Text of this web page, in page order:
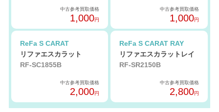
中古参考買取価格
1,000円
中古参考買取価格
1,000円
ReFa S CARAT
リファエスカラット
RF-SC1855B
中古参考買取価格
2,000円
ReFa S CARAT RAY
リファエスカラットレイ
RF-SR2150B
中古参考買取価格
2,800円